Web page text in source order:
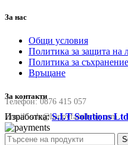
За нас
Общи условия
Политика за защита на
Политика за
Връщане
За контакти
Телефон:0876 415 057
Email:sale@happyfamilybg.com
Изработка:S.I.T Solutions